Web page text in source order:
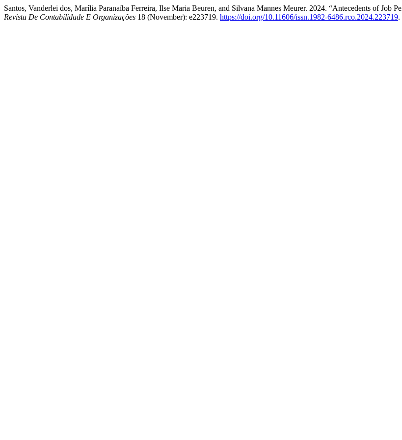
Santos, Vanderlei dos, Marília Paranaíba Ferreira, Ilse Maria Beuren, and Silvana Mannes Meurer. 2024. “Antecedents of Job
Revista De Contabilidade E Organizações 18 (November): e223719. https://doi.org/10.11606/issn.1982-6486.rco.2024.223719.